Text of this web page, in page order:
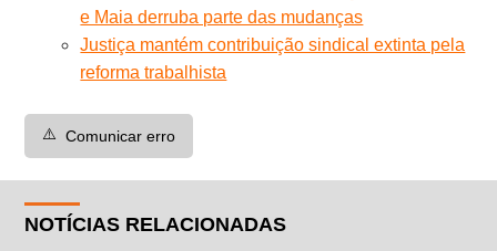
e Maia derruba parte das mudanças
Justiça mantém contribuição sindical extinta pela
reforma trabalhista
⚠️ Comunicar erro
NOTÍCIAS RELACIONADAS